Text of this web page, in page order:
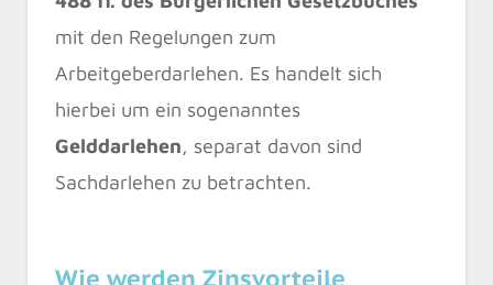
mit den Regelungen zum
Arbeitgeberdarlehen. Es handelt sich
hierbei um ein sogenanntes
Gelddarlehen, separat davon sind
Sachdarlehen zu betrachten.
Wie werden Zinsvorteile